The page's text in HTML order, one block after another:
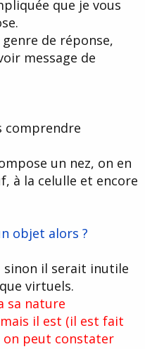
que je vous
de réponse,
message de
comprendre
un nez, on en
à la celulle et encore
objet alors ?
il serait inutile
virtuels.
sa nature
il est (il est fait
on peut constater